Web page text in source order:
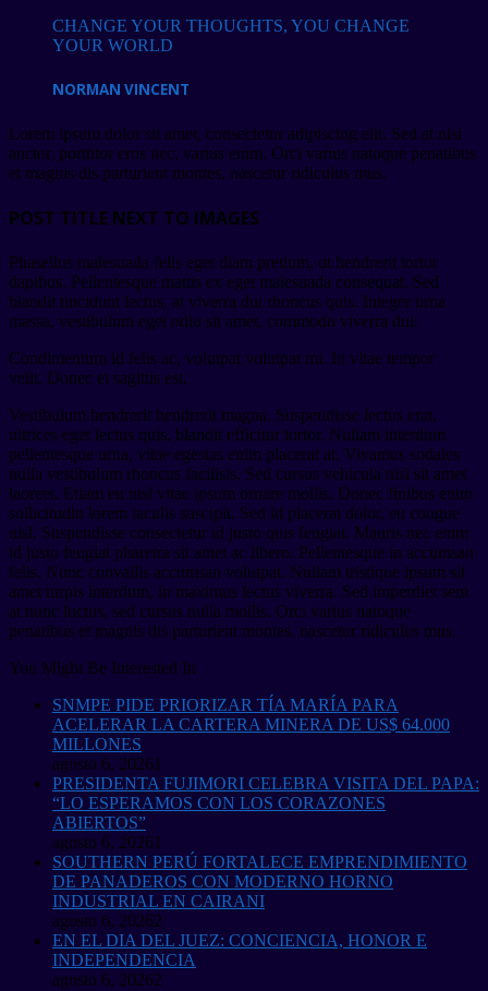
CHANGE YOUR THOUGHTS, YOU CHANGE
YOUR WORLD
NORMAN VINCENT
Lorem ipsum dolor sit amet, consectetur adipiscing elit. Sed at nisi
auctor, porttitor eros nec, varius enim. Orci varius natoque penatibus
et magnis dis parturient montes, nascetur ridiculus mus.
POST TITLE NEXT TO IMAGES
Phasellus malesuada felis eget diam pretium, ut hendrerit tortor
dapibus. Pellentesque mattis ex eget malesuada consequat. Sed
blandit tincidunt lectus, at viverra dui rhoncus quis. Integer urna
massa, vestibulum eget odio sit amet, commodo viverra dui.
Condimentum id felis ac, volutpat volutpat mi. In vitae tempor
velit. Donec et sagittis est.
Vestibulum hendrerit hendrerit magna. Suspendisse lectus erat,
ultrices eget lectus quis, blandit efficitur tortor. Nullam interdum
pellentesque urna, vitae egestas enim placerat at. Vivamus sodales
nulla vestibulum rhoncus facilisis. Sed cursus vehicula nisl sit amet
laoreet. Etiam eu nisl vitae ipsum ornare mollis. Donec finibus enim
sollicitudin lorem iaculis suscipit. Sed id placerat dolor, eu congue
nisl. Suspendisse consectetur id justo quis feugiat. Mauris nec enim
id justo feugiat pharetra sit amet ac libero. Pellentesque in accumsan
felis. Nunc convallis accumsan volutpat. Nullam tristique ipsum sit
amet turpis interdum, in maximus lectus viverra. Sed imperdiet sem
at nunc luctus, sed cursus nulla mollis. Orci varius natoque
penatibus et magnis dis parturient montes, nascetur ridiculus mus.
You Might Be Interested In
SNMPE PIDE PRIORIZAR TÍA MARÍA PARA
ACELERAR LA CARTERA MINERA DE US$ 64.000
MILLONES
agosto 6, 20261
PRESIDENTA FUJIMORI CELEBRA VISITA DEL PAPA:
“LO ESPERAMOS CON LOS CORAZONES
ABIERTOS”
agosto 6, 20261
SOUTHERN PERÚ FORTALECE EMPRENDIMIENTO
DE PANADEROS CON MODERNO HORNO
INDUSTRIAL EN CAIRANI
agosto 6, 20262
EN EL DIA DEL JUEZ: CONCIENCIA, HONOR E
INDEPENDENCIA
agosto 6, 20262